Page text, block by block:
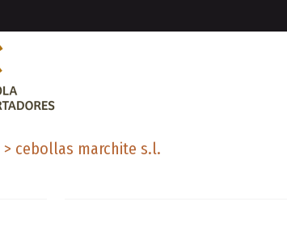
> cebollas marchite s.l.